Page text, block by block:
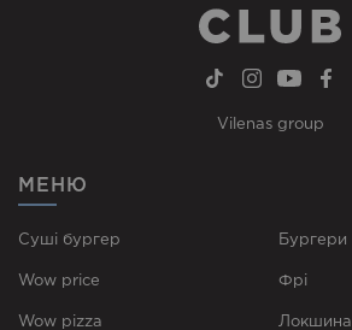
Vilenas group
МЕНЮ
Суші бургер
Wow price
Wow pizza
Бургери
Фрі
Локшина